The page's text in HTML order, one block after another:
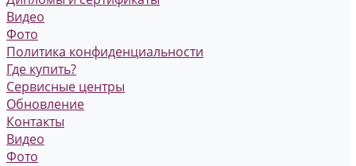
Видео
Фото
Политика конфиденциальности
Где купить?
Сервисные центры
Обновление
Контакты
Видео
Фото